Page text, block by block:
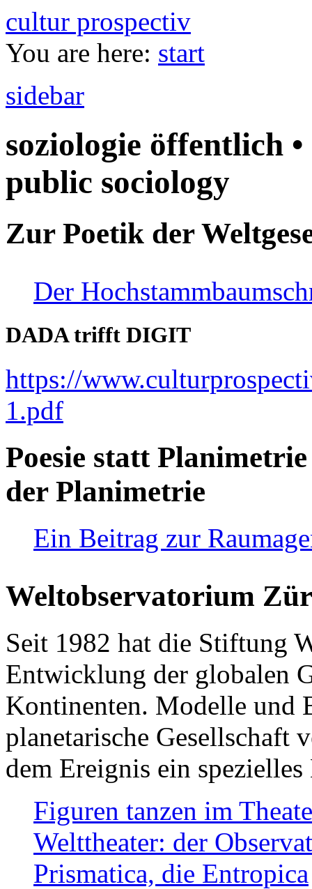
cultur prospectiv
You are here: start
sidebar
soziologie öffentlich
public sociology
Zur Poetik der
Der
DADA trifft DIGIT
https://
1.pdf
Poesie statt
der Planimetrie
Ein Beitrag zur
Weltobservatorium
Seit 1982 hat die Stiftung
Entwicklung der globalen
Kontinenten. Modelle und
planetarische Gesellschaft
dem Ereignis ein
Figuren tanzen im
Welttheater: der
Prismatica, die Entropica